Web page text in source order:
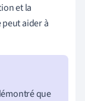
et la
peut aider à
que